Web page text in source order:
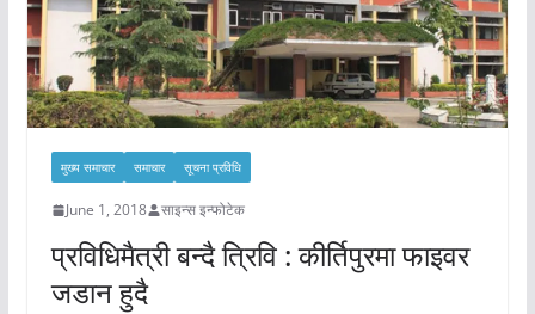
मुख्य समाचार समाचार सूचना प्रविधि
June 1, 2018 साइन्स इन्फोटेक
प्रविधिमैत्री बन्दै त्रिवि : कीर्तिपुरमा फाइवर
जडान हुदै